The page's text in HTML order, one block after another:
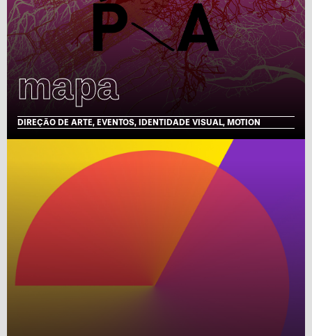
mapa
DIREÇÃO DE ARTE, EVENTOS, IDENTIDADE VISUAL, MOTION